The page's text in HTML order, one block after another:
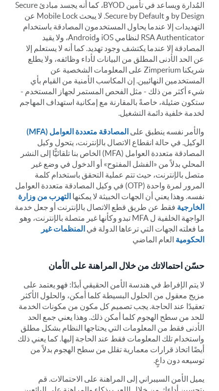
المُدارة ويساعد في تأمين BYOD، كما أنه يجسد مبادئ Secure
by Design و Secure by Default. لا يبحث Mobile Lock عن
التهديدات إلا عندما يحاول المستخدمون المصادقة باستخدام
RSA Authenticator لنظامي iOS وAndroid، ولا يقيد
المصادقة إلا عندما يكتشف وجود تهديد. كما أنه لا يستعلم إلا
عن الحد الأدنى المطلق من البيانات لأداء وظائفه، ولا يطلع
شريكنا Zimperium على المعلومات الشخصية عن
المستخدمين النهائيين. إن المكاسب الأمنية من القيام بأي
شيء أكثر من ذلك - مثل الفحص المستمر لجهاز المستخدم -
ستكون ضئيلة، خاصةً بالمقارنة مع إمكانية استهداف المهاجم
لخدمة خلفية دائمة التشغيل.
والأمر نفسه ينطبق على المصادقة متعددة العوامل (MFA)
الوكيل. في حالة انقطاع الاتصال بالإنترنت، يتحول وكيل
المصادقة متعددة العوامل (MFA) الخاص بنا تلقائيًّا إلى النشر
المحلي بدلاً من «الفشل المفتوح» أو الدخول في وضع غير
متصل بالإنترنت، حيث تتم عملية التحقق باستخدام كلمة
المرور لمرة واحدة (OTP) في وكيل المصادقة متعددة العوامل
نفسه. وهذا يعني أن الجهات الخبيثة لا يمكنها التهرب من وزارة
الخارجية فقط عن طريق قطع الاتصال بالإنترنت أو جعل خدمة
الواجهة الخلفية ل MFA تبدو وكأنها غير متصلة بالإنترنت، وهو
ما فعلته الجهات التي ترعاها الدولة في المنظمات غير
الحكومية العام الماضي
حسّن احتمالاتك من خلال المراهنة على الأمان
لا يتم الإفراط في هندسة الأمن الحقيقي أبدًا: فهو يعتمد على
مزيج معقول من الحلول البسيطة كلما أمكن، والحلول الأكثر
تعقيدًا عند الحاجة. يجب تصميم كل مكون من مكونات الخدمة
للحد من سطح الهجوم كلما أمكن ذلك. وهذا يعني جمع الحد
الأدنى فقط من المعلومات التي يحتاجها النظام بشكل مطلق
واستخدام تلك المعلومات فقط عند الحاجة إليها. كما يعني ذلك
أيضًا اتخاذ قرارات معمارية تقلل من سطح الهجوم بدلاً من
توسيعه دون داعٍ.
يميل الأمن السيبراني إلى المراهنة على الاحتمالات. قم